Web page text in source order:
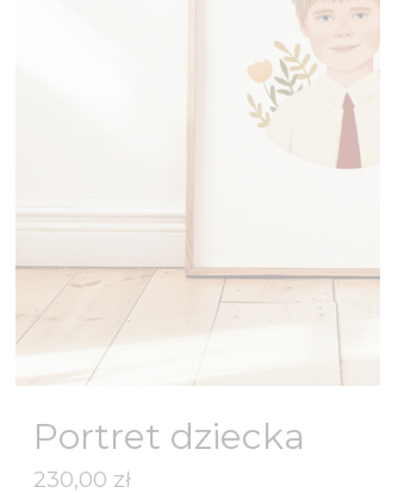
Portret dziecka
230,00 zł